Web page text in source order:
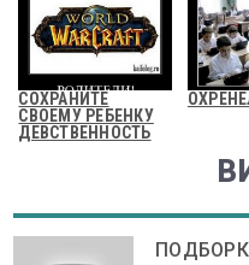
СОХРАНИТЕ
СВОЕМУ РЕБЕНКУ
ДЕВСТВЕННОСТЬ